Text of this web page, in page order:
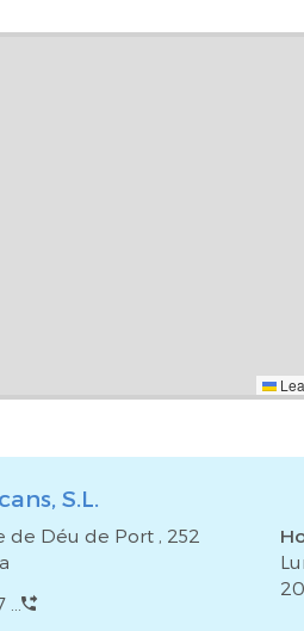
precio de venta del inmueble
que grava la compraventa (ITP o
S.L.
de Déu de Port , 252